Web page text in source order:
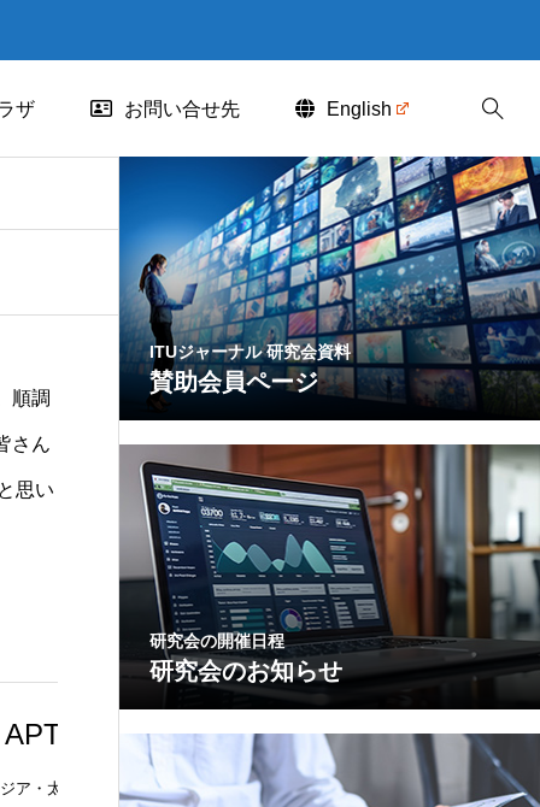
ザ お問い合せ先 English
ITUジャーナル 研究会資料
賛助会員ページ
研究会の開催日程
研究会のお知らせ
順調
さん
思い
APT
ア・太平洋電